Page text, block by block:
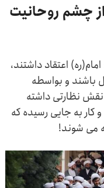
چشم روحانیت
اعتقاد داشتند،
باشند و بواسطه
نقش نظارتی داشته
به جایی رسیده که
می شوند!